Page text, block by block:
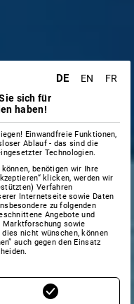
DE EN
FR
sich für
haben!
Einwandfreie Funktionen,
Ablauf - das sind die
Technologien.
benötigen wir Ihre
klicken, werden wir
Verfahren
Internetseite sowie Daten
zu folgenden
Angebote und
Marktforschung sowie
nicht wünschen, können
auch gegen den Einsatz